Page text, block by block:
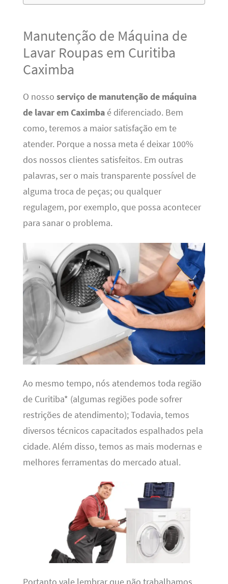
Manutenção de Máquina de
Lavar Roupas em Curitiba
Caximba
O nosso serviço de manutenção de máquina
de lavar em Caximbaé diferenciado. Bem
como, teremos a maior satisfação em te
atender. Porque a nossa meta é deixar 100%
dos nossos clientes satisfeitos. Em outras
palavras, ser o mais transparente possível de
alguma troca de peças; ou qualquer
regulagem, por exemplo, que possa acontecer
para sanar o problema.
Ao mesmo tempo, nós atendemos toda região
de Curitiba* (algumas regiões pode sofrer
restrições de atendimento); Todavia, temos
diversos técnicos capacitados espalhados pela
cidade. Além disso, temos as mais modernas e
melhores ferramentas do mercado atual.